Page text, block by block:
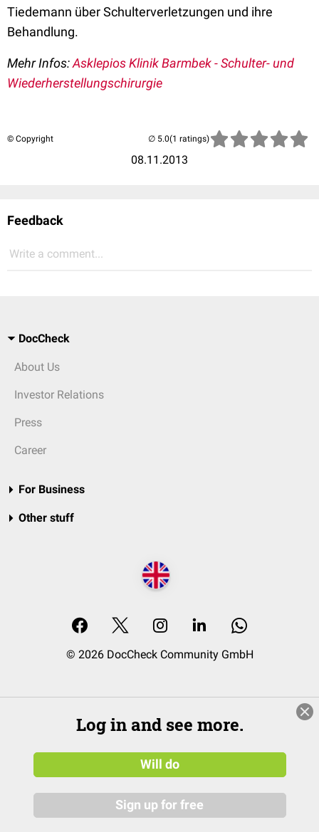
Tiedemann über Schulterverletzungen und ihre
Behandlung.
Mehr Infos:Asklepios Klinik Barmbek - Schulter- und
Wiederherstellungschirurgie
© Copyright
08.11.2013
(1 ratings)
Feedback
Write a comment...
DocCheck
About Us
Investor Relations
Press
Career
For Business
Other stuff
© 2026 DocCheck Community GmbH
Log in and see more.
Will do
Sign up for free